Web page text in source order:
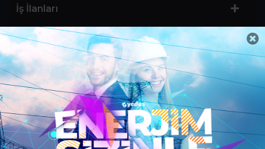
İş İlanları
Sertifika Programları
Yetenek Testleri
İşveren